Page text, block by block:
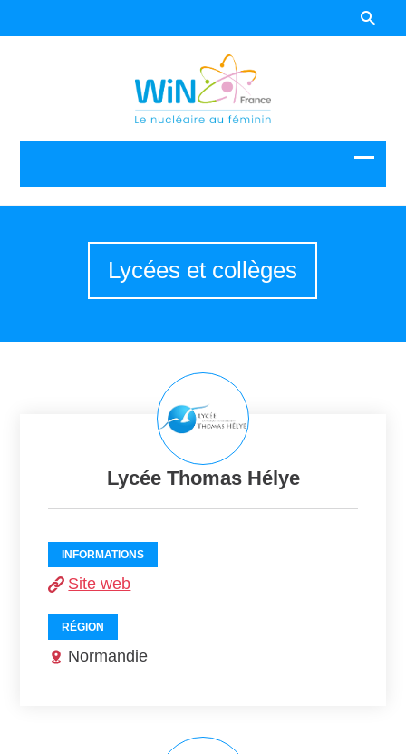
Lycées et collèges
Lycée Thomas Hélye
INFORMATIONS
Site web
RÉGION
Normandie